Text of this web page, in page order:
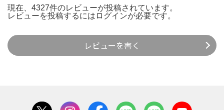
現在、4327件のレビューが投稿されています。
レビューを投稿するには ログインが必要です。
レビューを書く